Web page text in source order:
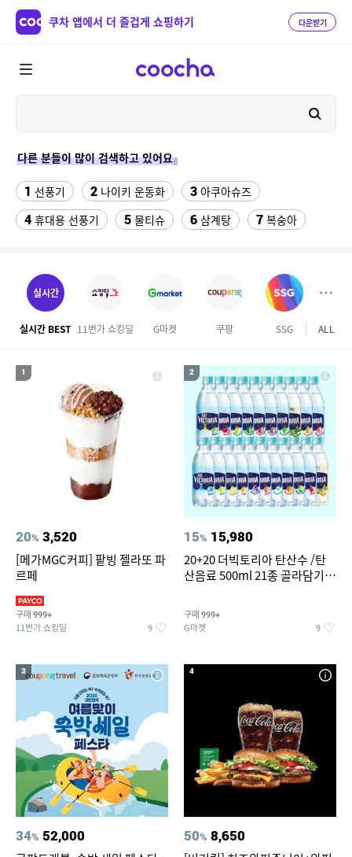
쿠차 앱에서 더 즐겁게 쇼핑하기 다운받기
다른 분들이 많이 검색하고 있어요
1 선풍기 2 나이키 운동화 3 아쿠아슈즈
4 휴대용 선풍기 5 물티슈 6 삼계탕 7 복숭아
10 수향미쌀10kg특등급
11 ESSECORE KLEVV DDR4-3200 CL22 파인인포 (16GB)
12 실외기없는 에어컨 13 차량햇빛가리개
세탁기 선반 여성실내수영복
뷔페용기 18 19 여성 청 반바지
창문형 에어컨
ALL
실시간
실시간 BEST 11번가 쇼킹딜 G마켓 쿠팡 SSG 마이리
1
20% 3,520
[메가MGC커피] 팥빙 젤라또 파
르페
구매 999+
11번가 쇼킹딜 9
2
15% 15,980
20+20 더빅토리아 탄산수 /탄
산음료 500ml 21종 골라담기
구매 999+
G마켓 9
3
34% 52,000
4
50% 8,650